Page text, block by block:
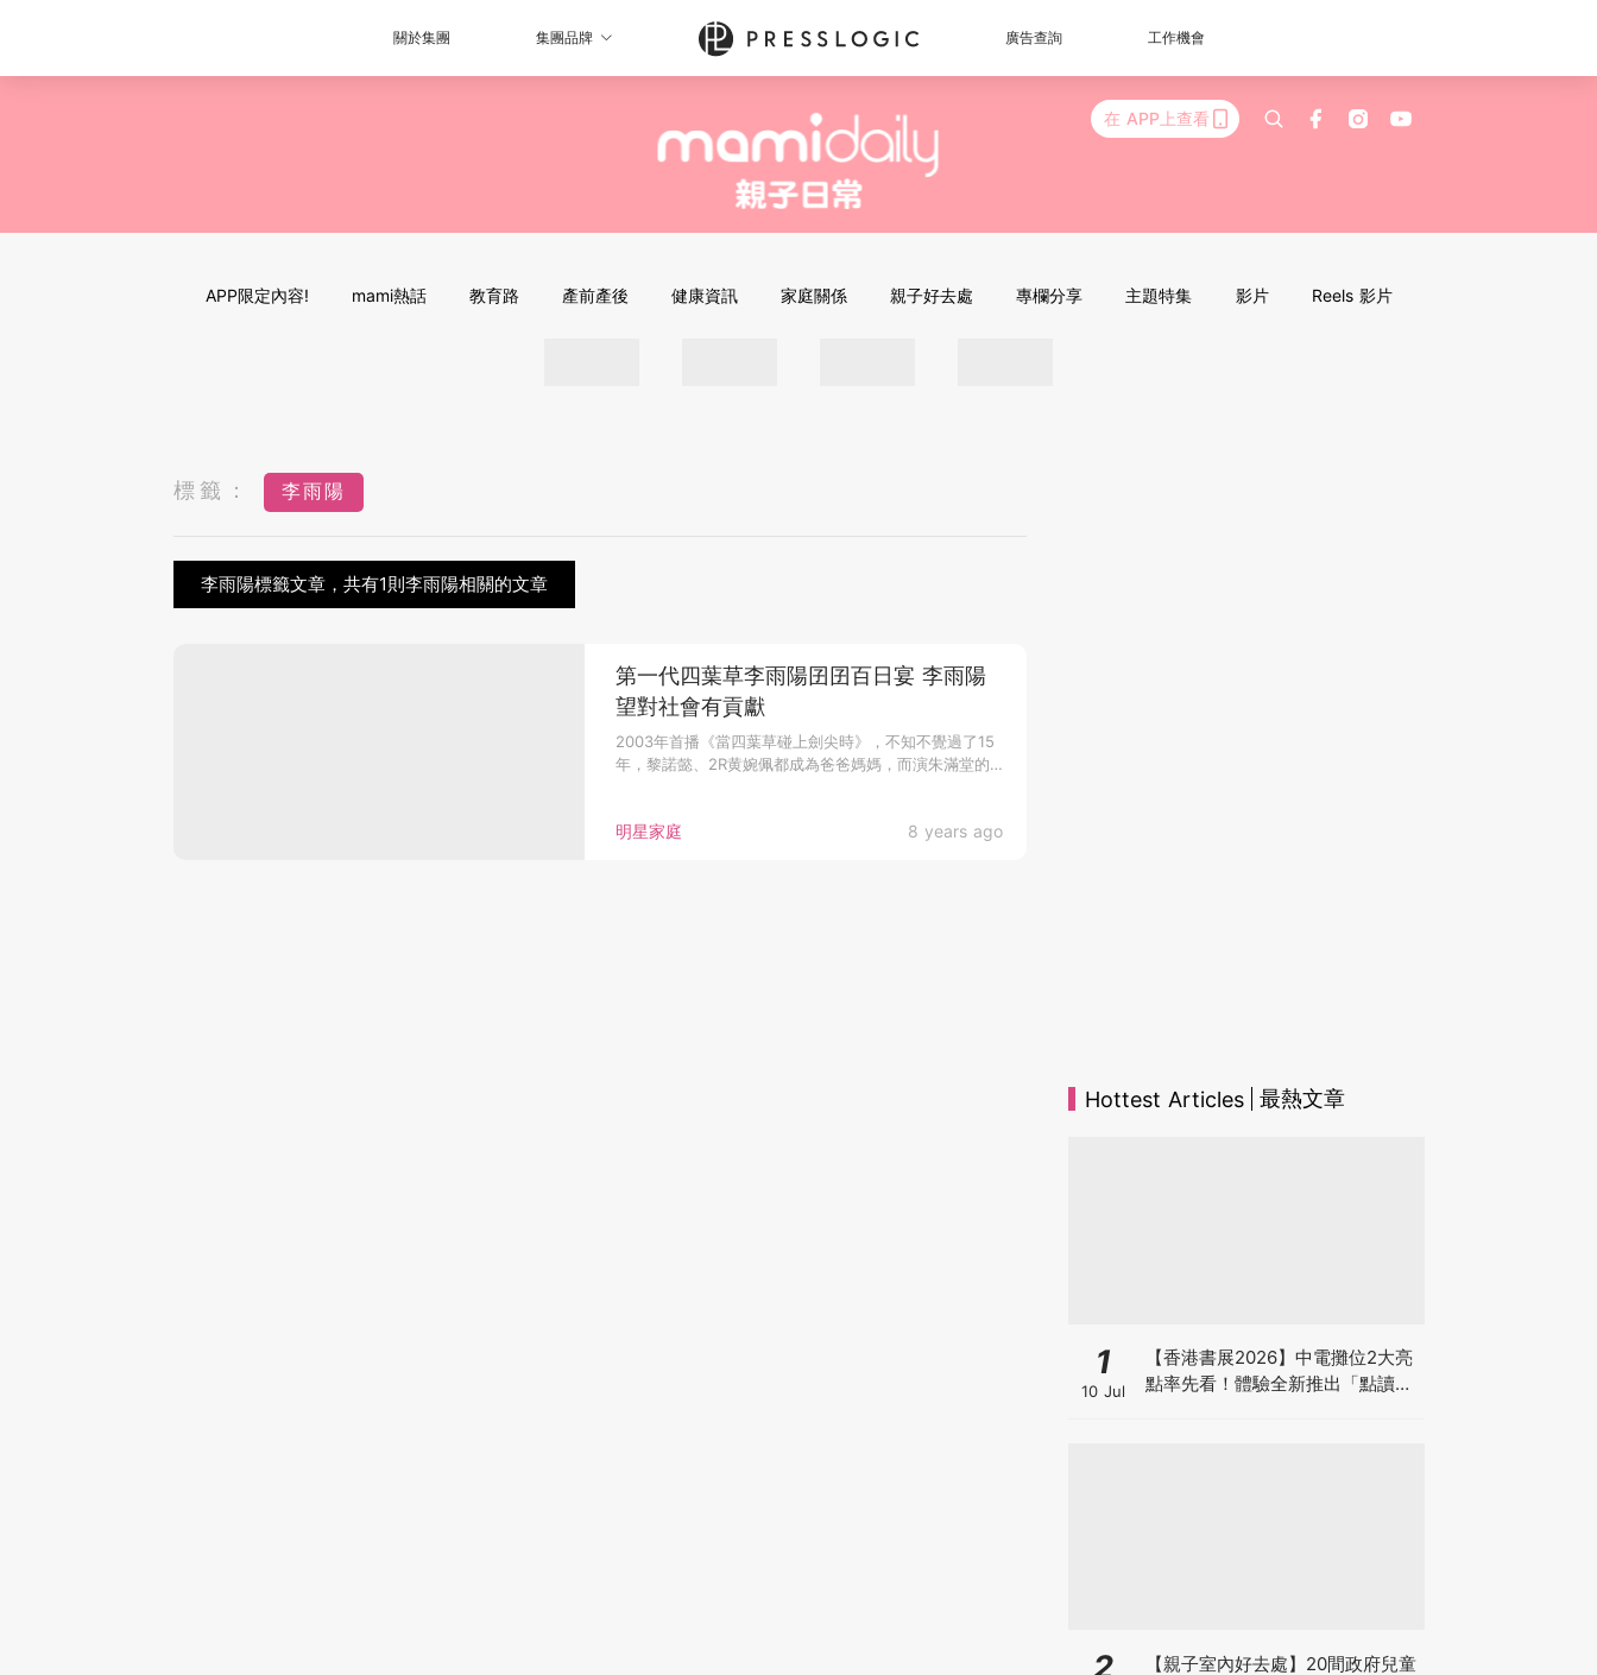
關於集團 集團品牌 廣告查詢 工作機會
在 APP上查看
APP限定內容! mami熱話 教育路 產前產後 健康資訊 家庭關係 親子好去處 專欄分享 主題特集 影片 Reels 影片
標籤： 李雨陽
李雨陽標籤文章，共有1則李雨陽相關的文章
明星家庭 8 years ago
第一代四葉草李雨陽囝囝百日宴 李雨陽
望對社會有貢獻
2003年首播《當四葉草碰上劍尖時》，不知不覺過了15
年，黎諾懿、2R黄婉佩都成為爸爸媽媽，而演朱滿堂的
Hottest Articles 最熱文章
1
10 Jul
【香港書展2026】中電攤位2大亮
點率先看！體驗全新推出「點讀故
【親子室內好去處】20間政府兒童